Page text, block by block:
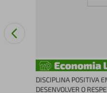
DISCIPLINA POSITIVA
DESENVOLVER O